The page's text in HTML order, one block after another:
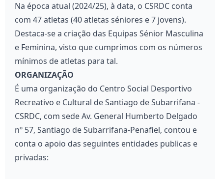
Na época atual (2024/25), à data, o CSRDC conta
com 47 atletas (40 atletas séniores e 7 jovens).
Destaca-se a criação das Equipas Sénior Masculina
e Feminina, visto que cumprimos com os números
mínimos de atletas para tal.
ORGANIZAÇÃO
É uma organização do Centro Social Desportivo
Recreativo e Cultural de Santiago de Subarrifana -
CSRDC, com sede Av. General Humberto Delgado
nº 57, Santiago de Subarrifana-Penafiel, contou e
conta o apoio das seguintes entidades publicas e
privadas: